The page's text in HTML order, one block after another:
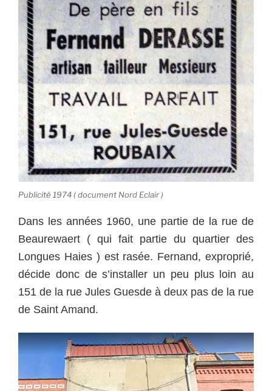
Publicité 1974 ( document Nord Eclair )
Dans les années 1960, une partie de la rue de
Beaurewaert ( qui fait partie du quartier des
Longues Haies ) est rasée. Fernand, exproprié,
décide donc de s’installer un peu plus loin au
151 de la rue Jules Guesde à deux pas de la rue
de Saint Amand.